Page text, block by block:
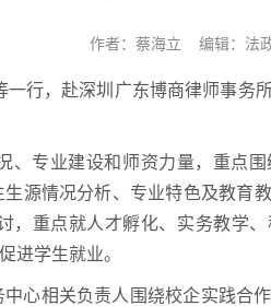
作者：蔡海立 编辑：法
行，赴深圳广东博商律师事务
专业建设和师资力量，重点
源情况分析、专业特色及教育
重点就人才孵化、实务教学
进学生就业。
心相关负责人围绕校企实践合